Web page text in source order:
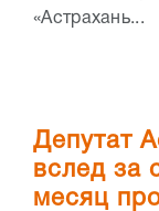
«Астрахань...
Депутат
вслед за
месяц